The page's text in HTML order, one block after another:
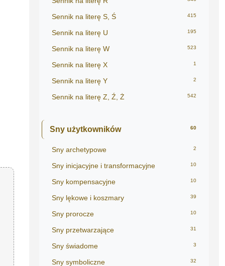
Sennik na literę S, Ś 415
Sennik na literę U 195
Sennik na literę W 523
Sennik na literę X 1
Sennik na literę Y 2
Sennik na literę Z, Ź, Ż 542
Sny użytkowników 60
Sny archetypowe 2
Sny inicjacyjne i transformacyjne 10
Sny kompensacyjne 10
Sny lękowe i koszmary 39
Sny prorocze 10
Sny przetwarzające 31
Sny świadome 3
Sny symboliczne 32